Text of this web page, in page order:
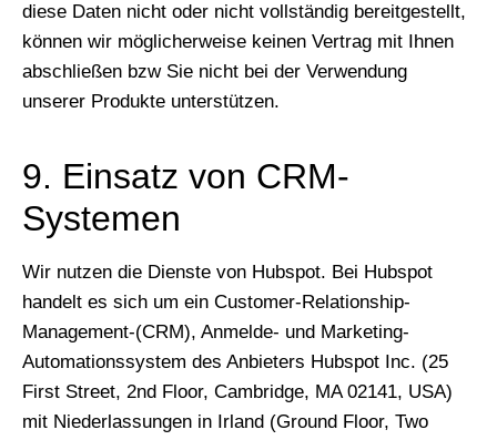
diese Daten nicht oder nicht vollständig bereitgestellt,
können wir möglicherweise keinen Vertrag mit Ihnen
abschließen bzw Sie nicht bei der Verwendung
unserer Produkte unterstützen.
9. Einsatz von CRM-
Systemen
Wir nutzen die Dienste von Hubspot. Bei Hubspot
handelt es sich um ein Customer-Relationship-
Management-(CRM), Anmelde- und Marketing-
Automationssystem des Anbieters Hubspot Inc. (25
First Street, 2nd Floor, Cambridge, MA 02141, USA)
mit Niederlassungen in Irland (Ground Floor, Two